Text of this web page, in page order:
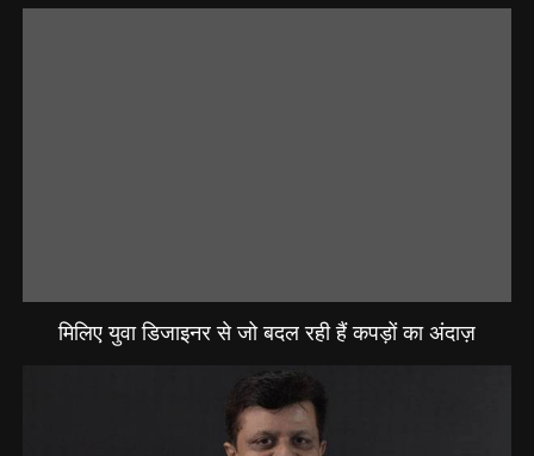
मिलिए युवा डिजाइनर से जो बदल रही हैं कपड़ों का अंदाज़